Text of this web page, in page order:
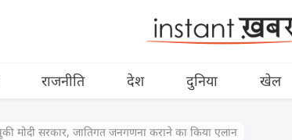
राजनीति देश दुनिया खेल
मोदी सरकार, जातिगत जनगणना कराने का किया एलान